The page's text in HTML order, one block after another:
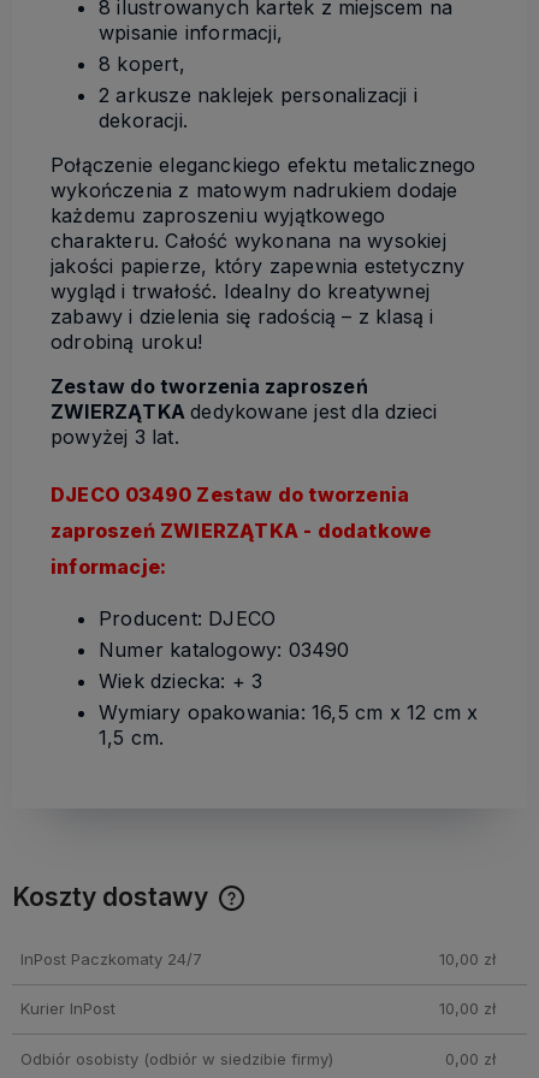
8 ilustrowanych kartek z miejscem na
wpisanie informacji,
8 kopert,
2 arkusze naklejek personalizacji i
dekoracji.
Połączenie eleganckiego efektu metalicznego
wykończenia z matowym nadrukiem dodaje
każdemu zaproszeniu wyjątkowego
charakteru. Całość wykonana na wysokiej
jakości papierze, który zapewnia estetyczny
wygląd i trwałość. Idealny do kreatywnej
zabawy i dzielenia się radością – z klasą i
odrobiną uroku!
Zestaw do tworzenia zaproszeń
ZWIERZĄTKAdedykowane jest dla dzieci
powyżej 3 lat.
DJECO 03490 Zestaw do tworzenia
zaproszeń ZWIERZĄTKA - dodatkowe
informacje:
Producent: DJECO
Numer katalogowy: 03490
Wiek dziecka: + 3
Wymiary opakowania: 16,5 cm x 12 cm x
1,5 cm.
Koszty dostawy
InPost Paczkomaty 24/7 10,00 zł
Kurier InPost 10,00 zł
Odbiór osobisty(odbiór w siedzibie firmy) 0,00 zł